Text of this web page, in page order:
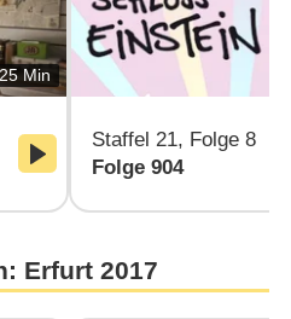
25 Min
Staffel 21, Folge 8
Folge 904
Erfurt 2017